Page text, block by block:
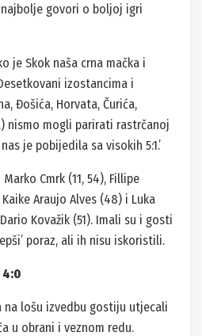
najbolje govori o boljoj igri
je Skok naša crna mačka i
izostancima i
Đošića, Horvata, Čurića,
nismo mogli parirati rastrčanoj
je pobijedila sa visokih 5:1.’
Cmrk (11, 54), Fillipe
Araujo Alves (48) i Luka
Kovažik (51). Imali su i gosti
poraz, ali ih nisu iskoristili.
4:0
na lošu izvedbu gostiju utjecali
u obrani i veznom redu.